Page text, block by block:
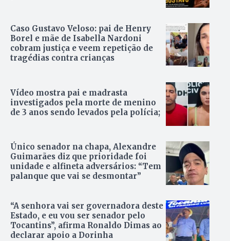
Caso Gustavo Veloso: pai de Henry
Borel e mãe de Isabella Nardoni
cobram justiça e veem repetição de
tragédias contra crianças
Vídeo mostra pai e madrasta
investigados pela morte de menino
de 3 anos sendo levados pela polícia;
Único senador na chapa, Alexandre
Guimarães diz que prioridade foi
unidade e alfineta adversários: “Tem
palanque que vai se desmontar”
“A senhora vai ser governadora deste
Estado, e eu vou ser senador pelo
Tocantins”, afirma Ronaldo Dimas ao
declarar apoio a Dorinha